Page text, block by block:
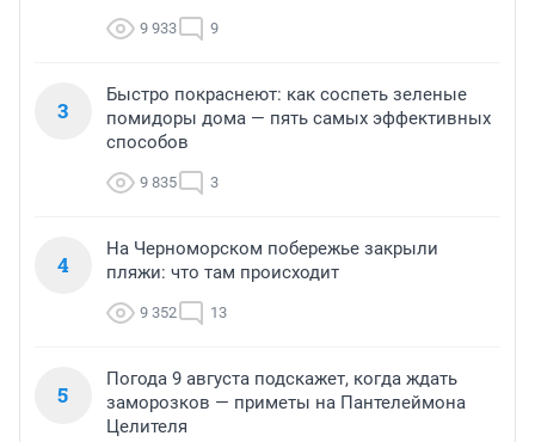
9 933 9
3
Быстро покраснеют: как соспеть зеленые
помидоры дома — пять самых эффективных
способов
9 835 3
4
На Черноморском побережье закрыли
пляжи: что там происходит
9 352 13
5
Погода 9 августа подскажет, когда ждать
заморозков — приметы на Пантелеймона
Целителя